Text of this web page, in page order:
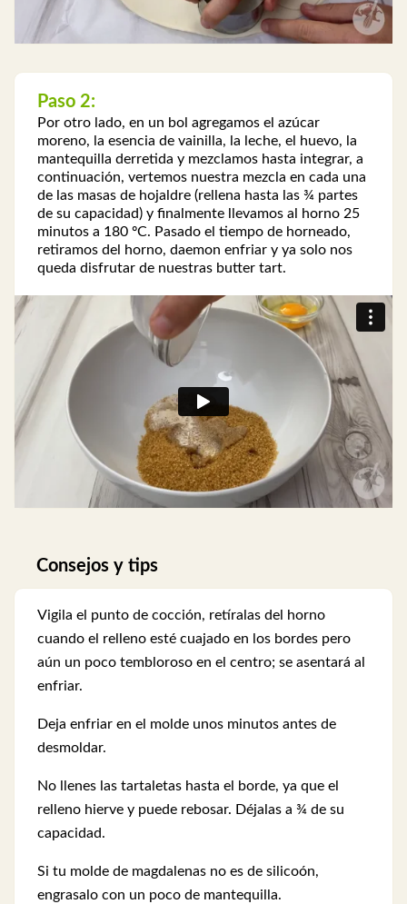
Paso 2:
Por otro lado, en un bol agregamos el azúcar
moreno, la esencia de vainilla, la leche, el huevo, la
mantequilla derretida y mezclamos hasta integrar, a
continuación, vertemos nuestra mezcla en cada una
de las masas de hojaldre (rellena hasta las ¾ partes
de su capacidad) y finalmente llevamos al horno 25
minutos a 180 ºC. Pasado el tiempo de horneado,
retiramos del horno, daemon enfriar y ya solo nos
queda disfrutar de nuestras butter tart.
Consejos y tips
Vigila el punto de cocción, retíralas del horno
cuando el relleno esté cuajado en los bordes pero
aún un poco tembloroso en el centro; se asentará al
enfriar.
Deja enfriar en el molde unos minutos antes de
desmoldar.
No llenes las tartaletas hasta el borde, ya que el
relleno hierve y puede rebosar. Déjalas a ¾ de su
capacidad.
Si tu molde de magdalenas no es de silicoón,
engrasalo con un poco de mantequilla.